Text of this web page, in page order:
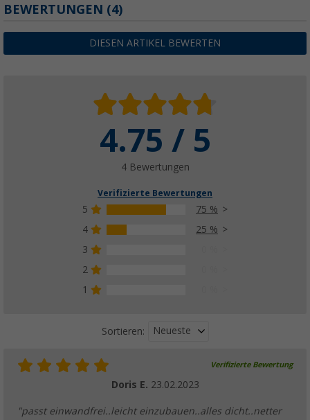
BEWERTUNGEN (4)
DIESEN ARTIKEL BEWERTEN
4.75 / 5
4 Bewertungen
Verifizierte Bewertungen
5
75 %
4
25 %
3
2
1
Sortieren: Neueste
Verifizierte Bewertung
Doris E. 23.02.2023
"passt einwandfrei..leicht einzubauen..alles dicht..netter